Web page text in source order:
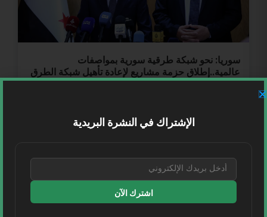
سوريا: نحو شبكة طرقية سورية بمواصفات
عالمية..إطلاق حزمة مشاريع لإعادة تأهيل شبكة الطرق
المركزية
الإشتراك في النشرة البريدية
اشترك الآن